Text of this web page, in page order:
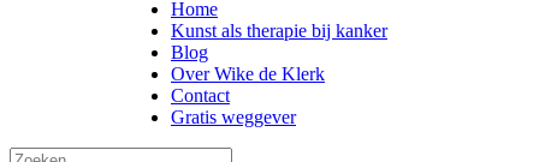
Home
Kunst als therapie bij kanker
Blog
Over Wike de Klerk
Contact
Gratis weggever